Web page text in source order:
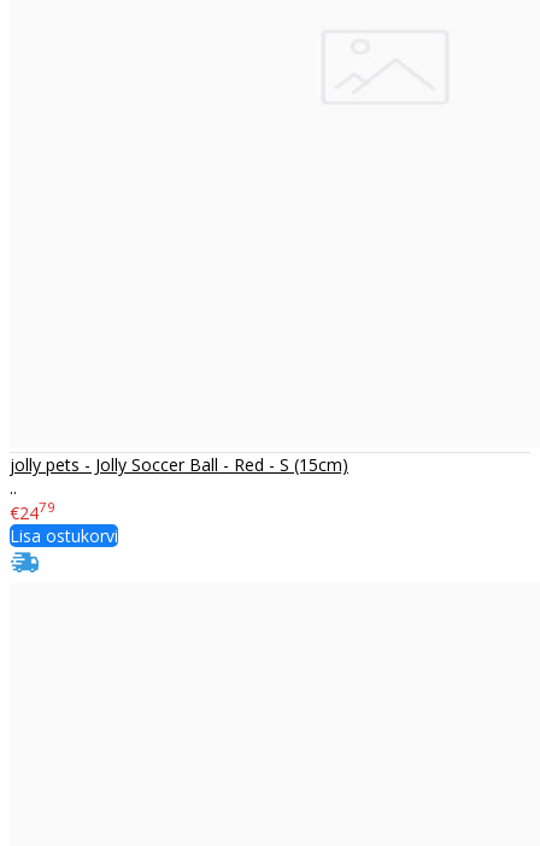
jolly pets - Jolly Soccer Ball - Red - S (15cm)
..
€2479
Lisa ostukorvi